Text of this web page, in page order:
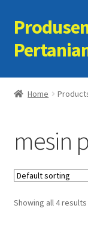
Skip
to
navigation
Skip
to
content
Home
Cart
Checkout
Kontak Kami
Home
mesin
Showing all 4 results